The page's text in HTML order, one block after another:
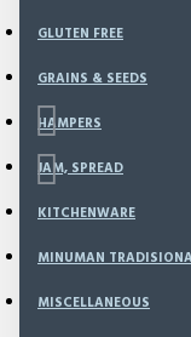
GLUTEN FREE
GRAINS & SEEDS
HAMPERS
JAM, SPREAD
KITCHENWARE
MINUMAN
MISCELLANEOUS
Based on 0 reviews. -